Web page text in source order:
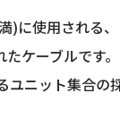
に使用される
ケーブルです。
ニット集合の